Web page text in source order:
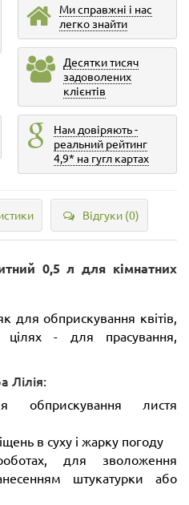
Ми справжні і нас
легко знайти
Десятки тисяч
задоволених
клієнтів
Нам довіряють -
реальний рейтинг
4,9* на гугл картах
Відгуки (0)
0,5 л для кімнатних
для обприскування квітів,
- для прасування,
Лілія:
обприскування листя
в суху і жарку погоду
для зволоження
штукатурки або